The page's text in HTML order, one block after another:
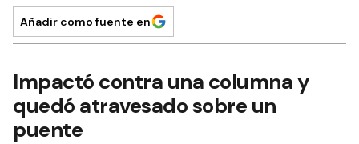
Añadir como fuente en
Impactó contra una columna y
quedó atravesado sobre un
puente